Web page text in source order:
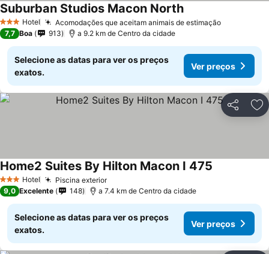
3 EstrelasHotel Acomodações que aceitam animais de estimação
Suburban Studios Macon North
7,7 Boa 913 a 9.2 km de Centro da cidade
Selecione as datas para ver os preços
exatos.
Ver preços
Partilhar
3 EstrelasHotel Piscina exterior
Home2 Suites By Hilton Macon I 475
9,0 Excelente 148 a 7.4 km de Centro da cidade
Selecione as datas para ver os preços
exatos.
Ver preços